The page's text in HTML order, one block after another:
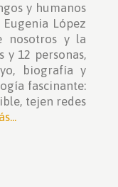
y humanos
López
nosotros y la
y 12 personas,
biografía y
fascinante:
tejen redes